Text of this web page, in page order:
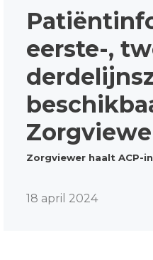
eerste-,
Zorgviewer haalt ACP-
18 april 2024